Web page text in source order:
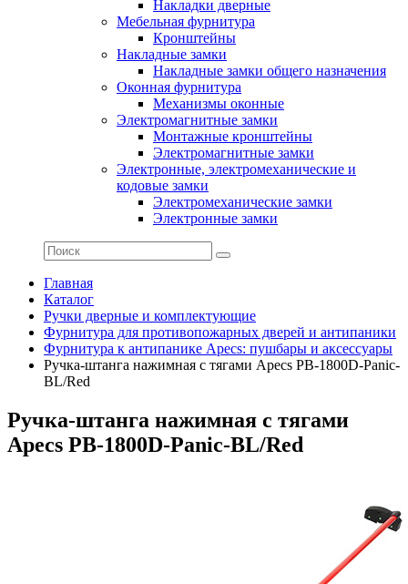
Накладки дверные
Мебельная фурнитура
Кронштейны
Накладные замки
Накладные замки общего назначения
Оконная фурнитура
Механизмы оконные
Электромагнитные замки
Монтажные кронштейны
Электромагнитные замки
Электронные, электромеханические и
кодовые замки
Электромеханические замки
Электронные замки
Главная
Каталог
Ручки дверные и комплектующие
Фурнитура для противопожарных дверей и антипаники
Фурнитура к антипанике Apecs: пушбары и аксессуары
Ручка-штанга нажимная с тягами Apecs PB-1800D-Panic-
BL/Red
Ручка-штанга нажимная с тягами
Apecs PB-1800D-Panic-BL/Red